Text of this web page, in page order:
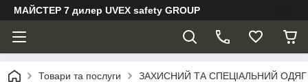
МАЙСТЕР 7 дилер UVEX safety GROUP
Товари та послуги ЗАХИСНИЙ ТА СПЕЦІАЛЬНИЙ ОДЯГ